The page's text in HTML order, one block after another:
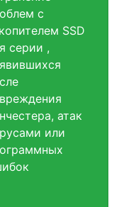
с
SSD
серии ,
атак
или